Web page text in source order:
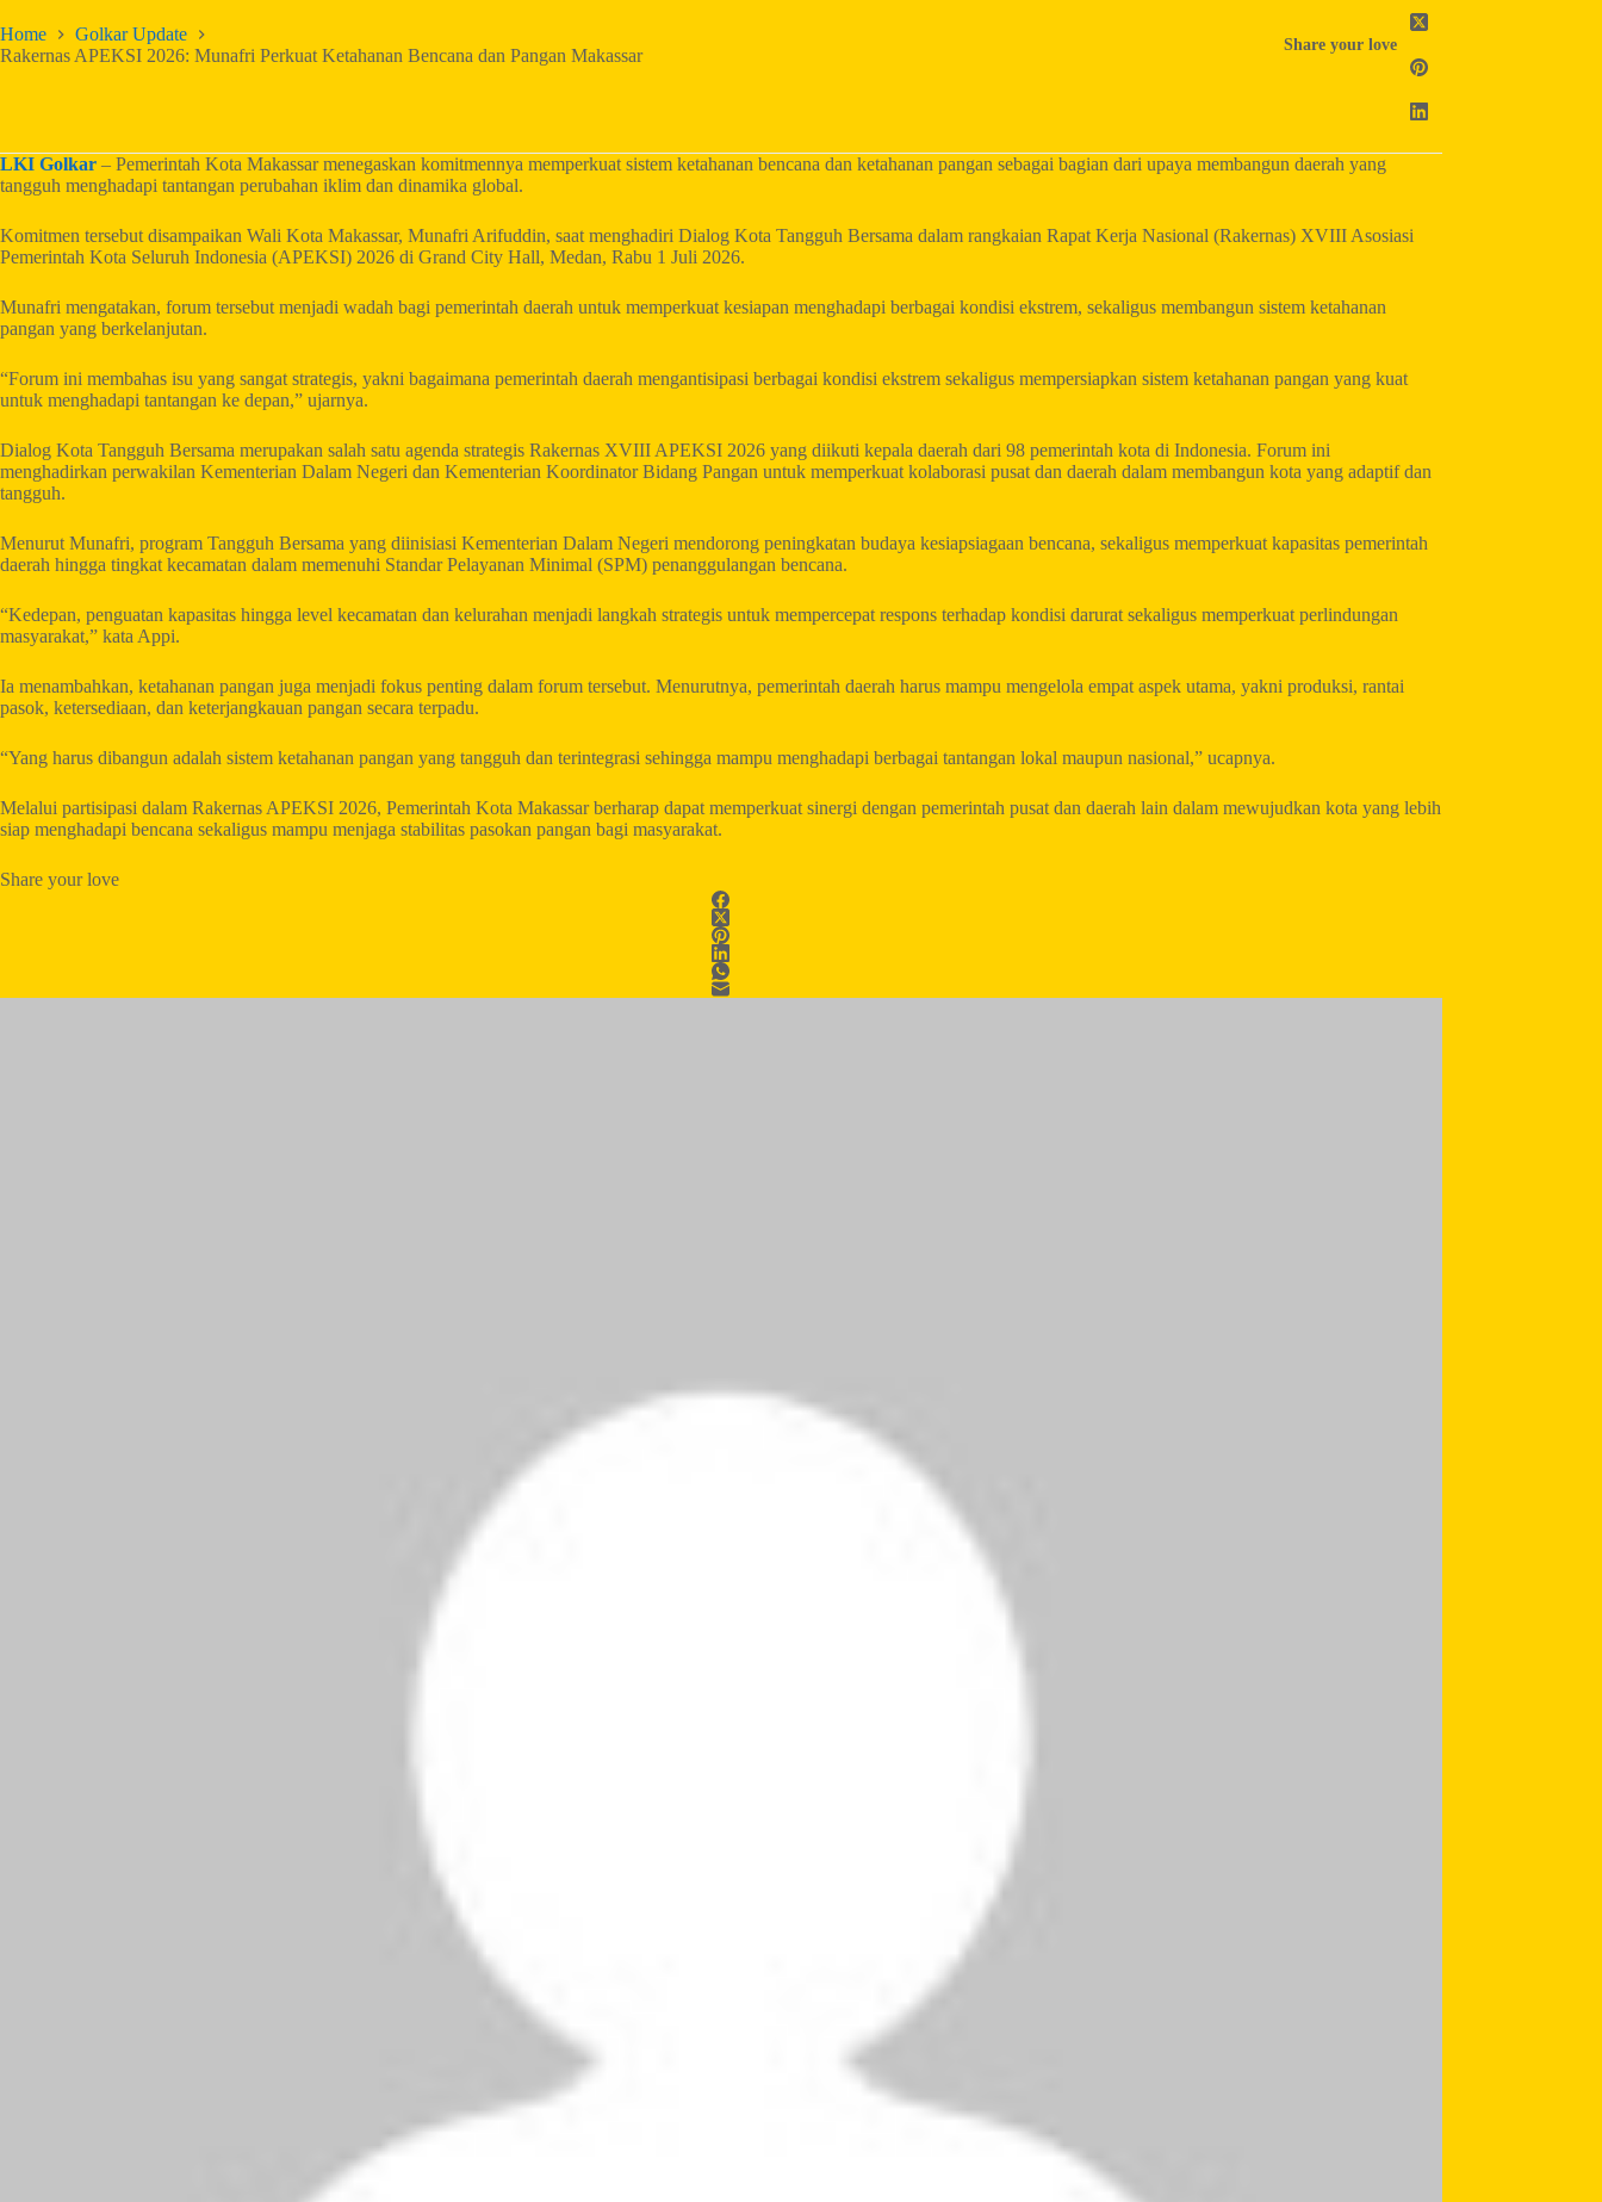
Home
Golkar Update
Rakernas APEKSI 2026: Munafri Perkuat Ketahanan Bencana dan Pangan Makassar
Share your love
LKI Golkar – Pemerintah Kota Makassar menegaskan komitmennya memperkuat sistem ketahanan bencana dan ketahanan pangan sebagai bagian dari upaya membangun daerah yang
tangguh menghadapi tantangan perubahan iklim dan dinamika global.
Komitmen tersebut disampaikan Wali Kota Makassar, Munafri Arifuddin, saat menghadiri Dialog Kota Tangguh Bersama dalam rangkaian Rapat Kerja Nasional (Rakernas) XVIII Asosiasi
Pemerintah Kota Seluruh Indonesia (APEKSI) 2026 di Grand City Hall, Medan, Rabu 1 Juli 2026.
Munafri mengatakan, forum tersebut menjadi wadah bagi pemerintah daerah untuk memperkuat kesiapan menghadapi berbagai kondisi ekstrem, sekaligus membangun sistem ketahanan
pangan yang berkelanjutan.
“Forum ini membahas isu yang sangat strategis, yakni bagaimana pemerintah daerah mengantisipasi berbagai kondisi ekstrem sekaligus mempersiapkan sistem ketahanan pangan yang kuat
untuk menghadapi tantangan ke depan,” ujarnya.
Dialog Kota Tangguh Bersama merupakan salah satu agenda strategis Rakernas XVIII APEKSI 2026 yang diikuti kepala daerah dari 98 pemerintah kota di Indonesia. Forum ini
menghadirkan perwakilan Kementerian Dalam Negeri dan Kementerian Koordinator Bidang Pangan untuk memperkuat kolaborasi pusat dan daerah dalam membangun kota yang adaptif dan
tangguh.
Menurut Munafri, program Tangguh Bersama yang diinisiasi Kementerian Dalam Negeri mendorong peningkatan budaya kesiapsiagaan bencana, sekaligus memperkuat kapasitas pemerintah
daerah hingga tingkat kecamatan dalam memenuhi Standar Pelayanan Minimal (SPM) penanggulangan bencana.
“Kedepan, penguatan kapasitas hingga level kecamatan dan kelurahan menjadi langkah strategis untuk mempercepat respons terhadap kondisi darurat sekaligus memperkuat perlindungan
masyarakat,” kata Appi.
Ia menambahkan, ketahanan pangan juga menjadi fokus penting dalam forum tersebut. Menurutnya, pemerintah daerah harus mampu mengelola empat aspek utama, yakni produksi, rantai
pasok, ketersediaan, dan keterjangkauan pangan secara terpadu.
“Yang harus dibangun adalah sistem ketahanan pangan yang tangguh dan terintegrasi sehingga mampu menghadapi berbagai tantangan lokal maupun nasional,” ucapnya.
Melalui partisipasi dalam Rakernas APEKSI 2026, Pemerintah Kota Makassar berharap dapat memperkuat sinergi dengan pemerintah pusat dan daerah lain dalam mewujudkan kota yang lebih
siap menghadapi bencana sekaligus mampu menjaga stabilitas pasokan pangan bagi masyarakat.
Share your love